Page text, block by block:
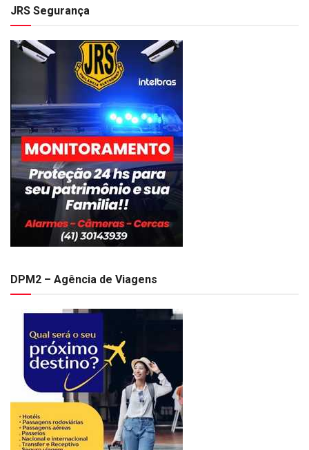
JRS Segurança
DPM2 – Agência de Viagens